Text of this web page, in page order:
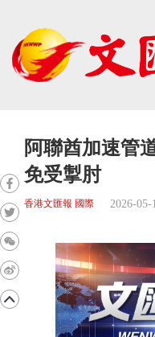
阿聯酋加速管
免受掣肘
香港文匯報 國際 2026-05-